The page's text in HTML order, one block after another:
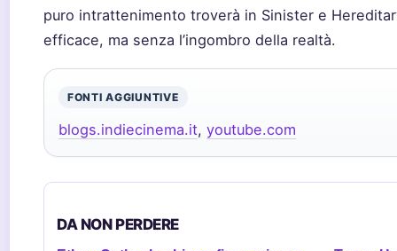
puro intrattenimento troverà in Sinister e
efficace, ma senza l’ingombro della realtà.
FONTI AGGIUNTIVE
blogs.indiecinema.it, youtube.com
DA NON PERDERE